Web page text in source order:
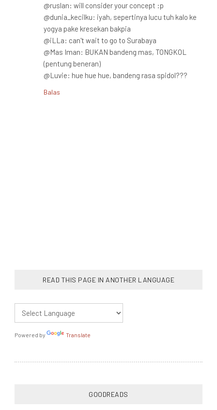
@ruslan: will consider your concept :p
@dunia_kecilku: iyah, sepertinya lucu tuh kalo ke
yogya pake kresekan bakpia
@iLLa: can't wait to go to Surabaya
@Mas Iman: BUKAN bandeng mas, TONGKOL
(pentung beneran)
@Luvie: hue hue hue, bandeng rasa spidol???
Balas
READ THIS PAGE IN ANOTHER LANGUAGE
Powered by Translate
GOODREADS